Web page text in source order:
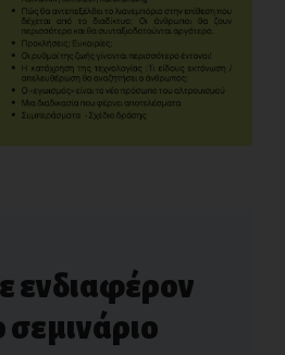
ενδιαφέρον
σεμινάριο